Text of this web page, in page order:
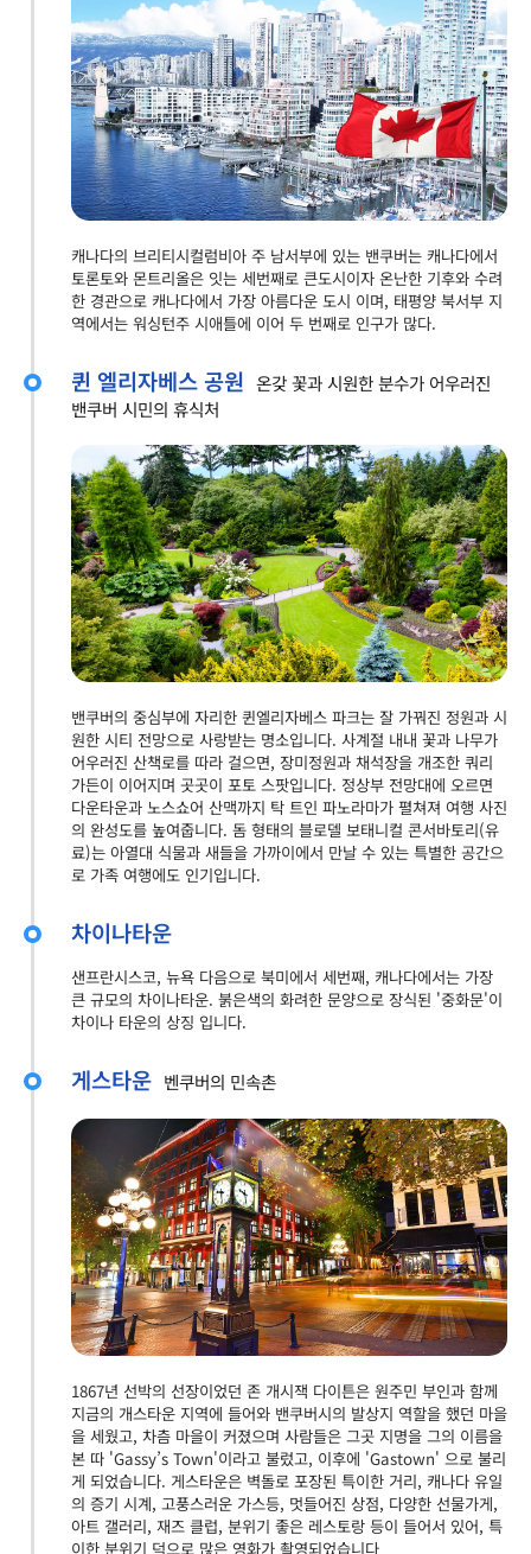
캐나다의 브리티시컬럼비아 주 남서부에 있는 밴쿠버는 캐나다에서
토론토와 몬트리올은 잇는 세번째로 큰도시이자 온난한 기후와 수려
한 경관으로 캐나다에서 가장 아름다운 도시 이며, 태평양 북서부 지
역에서는 워싱턴주 시애틀에 이어 두 번째로 인구가 많다.
퀸 엘리자베스 공원 온갖 꽃과 시원한 분수가 어우러진
밴쿠버 시민의 휴식처
밴쿠버의 중심부에 자리한 퀸엘리자베스 파크는 잘 가꿔진 정원과 시
원한 시티 전망으로 사랑받는 명소입니다. 사계절 내내 꽃과 나무가
어우러진 산책로를 따라 걸으면, 장미정원과 채석장을 개조한 쿼리
가든이 이어지며 곳곳이 포토 스팟입니다. 정상부 전망대에 오르면
다운타운과 노스쇼어 산맥까지 탁 트인 파노라마가 펼쳐져 여행 사진
의 완성도를 높여줍니다. 돔 형태의 블로델 보태니컬 콘서바토리(유
료)는 아열대 식물과 새들을 가까이에서 만날 수 있는 특별한 공간으
로 가족 여행에도 인기입니다.
차이나타운
샌프란시스코, 뉴욕 다음으로 북미에서 세번째, 캐나다에서는 가장
큰 규모의 차이나타운. 붉은색의 화려한 문양으로 장식된 '중화문'이
차이나 타운의 상징 입니다.
게스타운 벤쿠버의 민속촌
1867년 선박의 선장이었던 존 개시잭 다이튼은 원주민 부인과 함께
지금의 개스타운 지역에 들어와 밴쿠버시의 발상지 역할을 했던 마을
을 세웠고, 차츰 마을이 커졌으며 사람들은 그곳 지명을 그의 이름을
본 따 'Gassy’s Town'이라고 불렀고, 이후에 'Gastown' 으로 불리
게 되었습니다. 게스타운은 벽돌로 포장된 특이한 거리, 캐나다 유일
의 증기 시계, 고풍스러운 가스등, 멋들어진 상점, 다양한 선물가게,
아트 갤러리, 재즈 클럽, 분위기 좋은 레스토랑 등이 들어서 있어, 특
이한 분위기 덕으로 많은 영화가 촬영되었습니다